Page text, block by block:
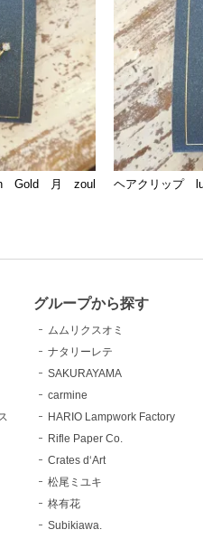
Gold 月 zoul
ヘアクリップ
グループから探す
ムムリクスオミ
ナタリーレテ
SAKURAYAMA
carmine
HARIO Lampwork Factory
Rifle Paper Co.
Crates d‘Art
松尾ミユキ
柊有花
Subikiawa.